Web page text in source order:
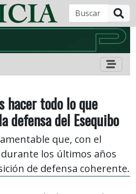
hacer todo lo que
defensa del Esequibo
que, con el
los últimos años
de defensa coherente.